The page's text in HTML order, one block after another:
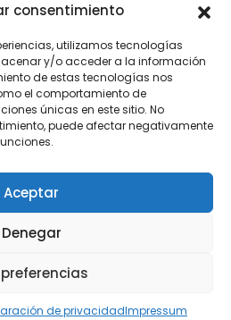
consentimiento
utilizamos tecnologías
y/o acceder a la información
de estas tecnologías nos
el comportamiento de
únicas en este sitio. No
puede afectar negativamente
Aceptar
Denegar
de privacidadImpressum
Política de Cookies